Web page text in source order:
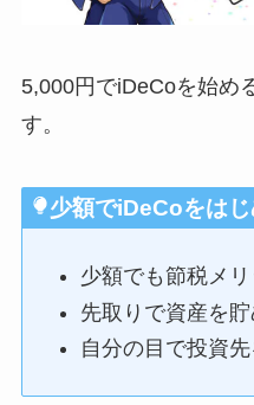
5,000円でiDeCoを始め
す。
少額でiDeCoをはじ
少額でも節税メ
先取りで資産を
自分の目で投資